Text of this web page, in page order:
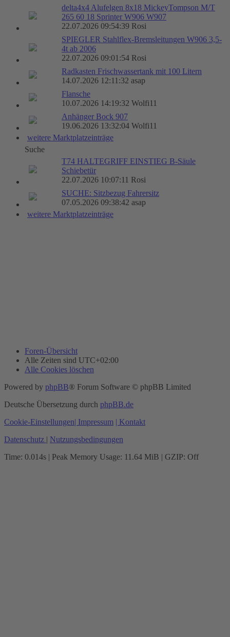
delta4x4 Alufelgen 8x18 MickeyTompson M/T
265 60 18 Sprinter W906 W907
22.07.2026 09:54:39 Rosi
SPIEGLER Stahlflex-Bremsleitungen W906 3,5-
4t ab 2006
22.07.2026 09:01:54 Rosi
Radkasten Frischwassertank mit 100 Litern
14.07.2026 12:11:32 asap
Flansche
10.07.2026 14:19:32 Wolfi11
Anhänger Bock 907
19.06.2026 13:32:04 Wolfi11
weitere Marktplatzeinträge
Suche
T74 HALTEGRIFF EINSTIEG B-Säule
Schiebetür
22.07.2026 10:07:11 Rosi
SUCHE: Sitzbezug Fahrersitz
07.05.2026 09:38:42 asap
weitere Marktplatzeinträge
Foren-Übersicht
Alle Zeiten sind UTC+02:00
Alle Cookies löschen
Powered by phpBB® Forum Software © phpBB Limited
Deutsche Übersetzung durch phpBB.de
Cookie-Einstellungen| Impressum | Kontakt
Datenschutz | Nutzungsbedingungen
Time: 0.014s | Peak Memory Usage: 11.64 MiB | GZIP: Off